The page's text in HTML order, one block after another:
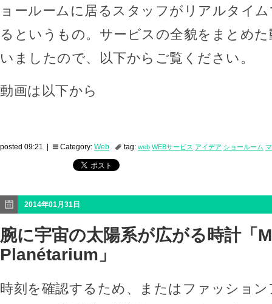
ョールームに居るスタッフがリアルタイ
るというもの。サービスの全貌をまとめ
いましたので、以下からご覧ください。
動画は以下から
posted 09:21 | Category: Web tag: web WEBサービス アイデア ショールーム
2014年01月31日
腕に宇宙の太陽系が広がる時計「
Planétarium」
時刻を確認するため、またはファッショ